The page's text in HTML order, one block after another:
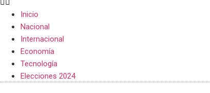
Inicio
Nacional
Internacional
Economía
Tecnología
Elecciones 2024